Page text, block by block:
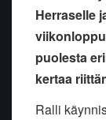
Herraselle
puolesta
kertaa
Ralli